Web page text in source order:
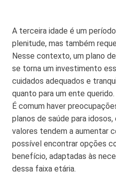
A terceira idade é um
plenitude, mas também
Nesse contexto, um plano
se torna um investimento
cuidados adequados e
quanto para um ente querido.
É comum haver
planos de saúde para
valores tendem a aumentar
possível encontrar opções
benefício, adaptadas às
dessa faixa etária.